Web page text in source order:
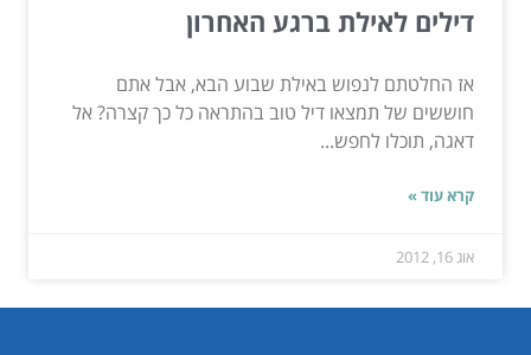
דילים לאילת ברגע האחרון
אז החלטתם לנפוש באילת שבוע הבא, אבל אתם
חוששים של תמצאו דיל טוב בהתראה כל כך קצרה? אל
דאגה, תוכלו לחפש...
קרא עוד »
אוג 16, 2012